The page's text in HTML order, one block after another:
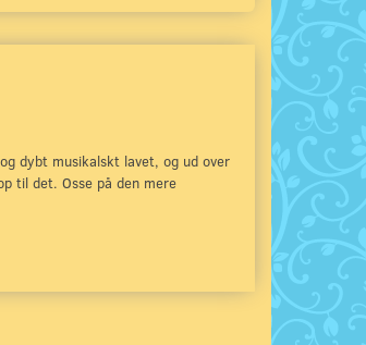
dybt musikalskt lavet, og ud over
til det. Osse på den mere